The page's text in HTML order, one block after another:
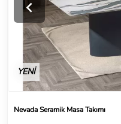
YENİ
Nevada Seramik Masa Takımı